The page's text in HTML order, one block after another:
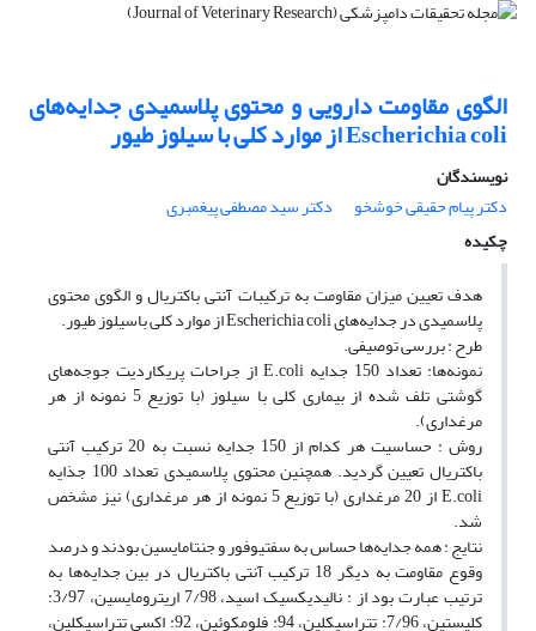
الگوی مقاومت دارویی و محتوی پلاسمیدی جدایه‌های
Escherichia coli از موارد کلی با سیلوز طیور
نویسندگان
دکتر پیام حقیقی خوشخو
دکتر سید مصطفی پیغمبری
چکیده
هدف تعیین میزان مقاومت به ترکیبات آنتی باکتریال و الگوی محتوی
پلاسمیدی در جدایه‌های Escherichia coli از موارد کلی باسیلوز طیور.
طرح : بررسی توصیفی.
نمونه‌ها: تعداد 150 جدایه E.coli از جراحات پریکاردیت جوجه‌‌های
گوشتی تلف شده از بیماری کلی با سیلوز (با توزیع 5 نمونه از هر
مرغداری).
روش : حساسیت هر کدام از 150 جدایه نسبت به 20 ترکیب آنتی
باکتریال تعیین گردید. همچنین محتوی پلاسمیدی تعداد 100 جذایه
E.coli از 20 مرغداری (با توزیع 5 نمونه از هر مرغداری) نیز مشخص
شد.
نتایج : همه جدایه‌ها حساس به سفتیوفور و جنتامایسین بودند و درصد
وقوع مقاومت به دیگر 18 ترکیب آنتی باکتریال در بین جدایه‌ها به
ترتیب عبارت بود از : نالیدیکسیک اسید، 7/98 اریترومایسین، 3/97:
کلیستین، 7/96: تتراسیکلین، 94: فلومکوئین، 92: اکسی تتراسیکلین،